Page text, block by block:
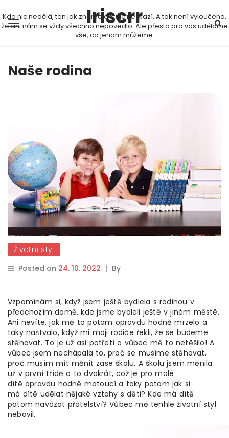
Iriscrr
Kdo nic nedělá, ten jak známo ani nic nezkazí. A tak není vyloučeno,
že ani nám se vždy všechno nepovedlo. Ale přesto pro vás uděláme
vše, co jenom můžeme.
Naše rodina
Životní styl
Posted on 24. 10. 2022 | By
Vzpomínám si, když jsem ještě bydlela s rodinou v
předchozím domě, kde jsme bydleli ještě v jiném městě.
Ani nevíte, jak mě to potom opravdu hodně mrzelo a
taky naštvalo, když mi moji rodiče řekli, že se budeme
stěhovat. To je už asi potřetí a vůbec mě to netěšilo! A
vůbec jsem nechápala to, proč se musíme stěhovat,
proč musím mít měnit zase školu. A školu jsem měnila
už v první třídě a to dvakrát, což je pro malé
dítě opravdu hodně matoucí a taky potom jak si
má dítě udělat nějaké vztahy s děti? Kde má dítě
potom navázat přátelství? Vůbec mě tenhle životní styl
nebavil.